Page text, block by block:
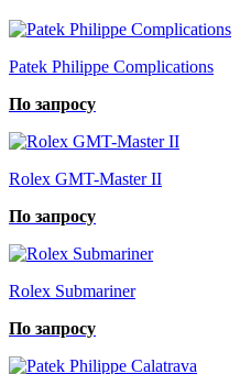
Patek Philippe Complications
По запросу
Rolex GMT-Master II
По запросу
Rolex Submariner
По запросу